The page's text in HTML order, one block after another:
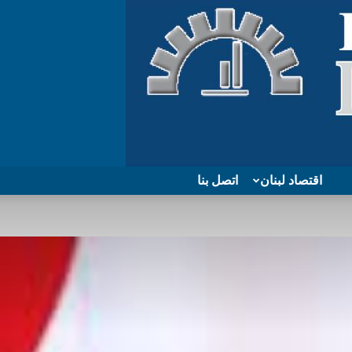
اتصل بنا اقتصاد لبنان